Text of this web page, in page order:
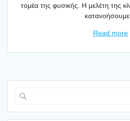
τομέα της φυσι­κής. Η μελέ­τη της
Read more